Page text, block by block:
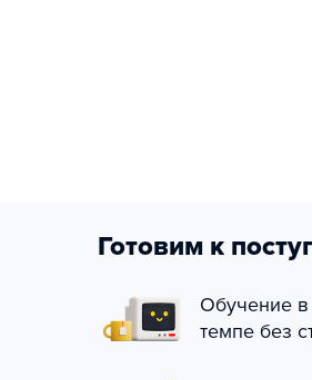
Готовим к
Обучение
темпе без